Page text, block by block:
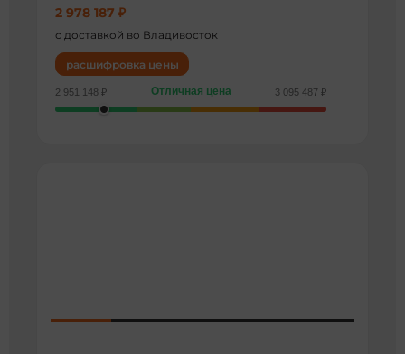
2 978 187 ₽
с доставкой во Владивосток
расшифровка цены
2 951 148 ₽ Отличная цена 3 095 487 ₽